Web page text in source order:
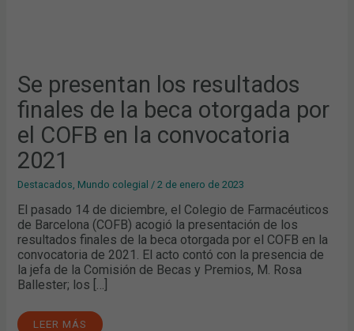
Se presentan los resultados
finales de la beca otorgada por
el COFB en la convocatoria
2021
Destacados, Mundo colegial /2 de enero de 2023
El pasado 14 de diciembre, el Colegio de Farmacéuticos
de Barcelona (COFB) acogió la presentación de los
resultados finales de la beca otorgada por el COFB en la
convocatoria de 2021. El acto contó con la presencia de
la jefa de la Comisión de Becas y Premios, M. Rosa
Ballester; los […]
LEER MÁS